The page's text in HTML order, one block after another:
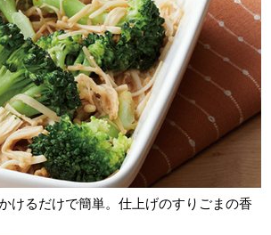
けるだけで簡単。仕上げのすりごまの香